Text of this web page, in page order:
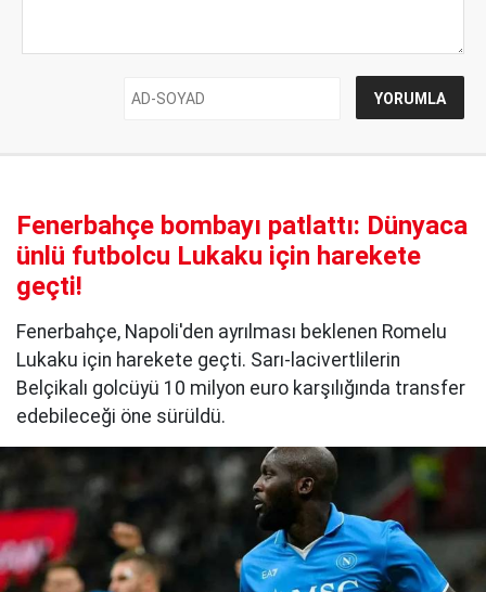
Fenerbahçe bombayı patlattı: Dünyaca
ünlü futbolcu Lukaku için harekete
geçti!
Fenerbahçe, Napoli'den ayrılması beklenen Romelu
Lukaku için harekete geçti. Sarı-lacivertlilerin
Belçikalı golcüyü 10 milyon euro karşılığında transfer
edebileceği öne sürüldü.